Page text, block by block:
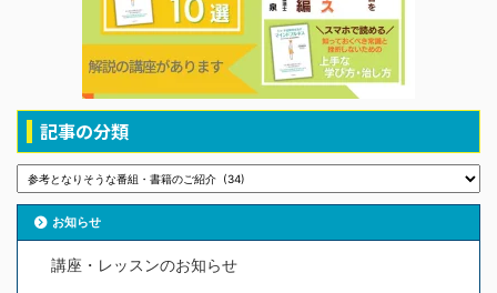
記事の分類
お知らせ
講座・レッスンのお知らせ